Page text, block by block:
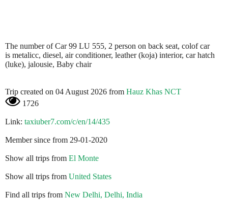
The number of Car 99 LU 555, 2 person on back seat, colof car
is metalicc, diesel, air conditioner, leather (koja) interior, car hatch
(luke), jalousie, Baby chair
Trip created on 04 August 2026 from Hauz Khas NCT
1726
Link: taxiuber7.com/c/en/14/435
Member since from 29-01-2020
Show all trips from El Monte
Show all trips from United States
Find all trips from New Delhi, Delhi, India